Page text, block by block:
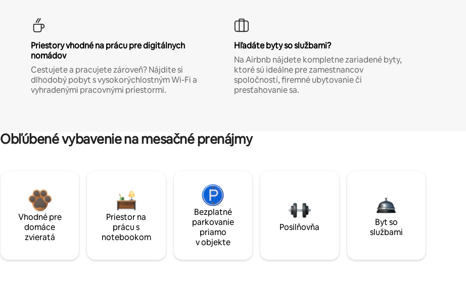
Priestory vhodné na prácu pre digitálnych
nomádov
Cestujete a pracujete zároveň? Nájdite si
dlhodobý pobyt s vysokorýchlostným Wi-Fi a
vyhradenými pracovnými priestormi.
Hľadáte byty so službami?
Na Airbnb nájdete kompletne zariadené byty,
ktoré sú ideálne pre zamestnancov
spoločností, firemné ubytovanie či
presťahovanie sa.
Obľúbené vybavenie na mesačné prenájmy
Vhodné pre
domáce
zvieratá
Priestor na
prácu s
notebookom
Bezplatné
parkovanie
priamo
v objekte
Posilňovňa
Byt so
službami